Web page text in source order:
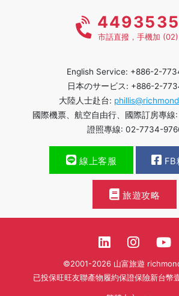
4493535
市話直撥，手機加 (02)
English Service: +886-2-
日本のサービス: +886-2-
大陸人士赴台:
國際機票、航空自由行、國際訂房專
證照專線: 02-7734-
線上客服 FB
旅遊攻略
©2001-2026 山富旅遊
已投保旺旺友聯產物履約保證保險新台幣